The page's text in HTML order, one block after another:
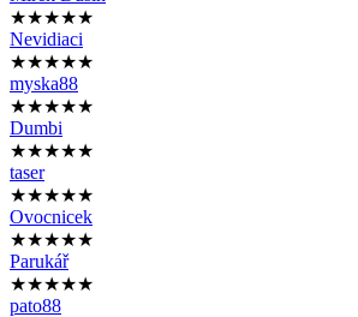
★★★★★
Nevidiaci
★★★★★
myska88
★★★★★
Dumbi
★★★★★
taser
★★★★★
Ovocnicek
★★★★★
Parukář
★★★★★
pato88